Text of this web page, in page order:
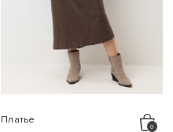
Платье